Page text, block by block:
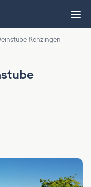
Kenzingen